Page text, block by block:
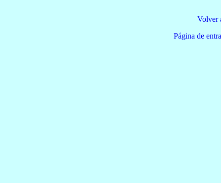
Volver
Página de